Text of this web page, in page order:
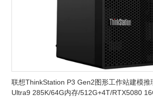
联想ThinkStation P3 Gen2图形工作站建模推
Ultra9 285K/64G内存/512G+4T/RTX5080